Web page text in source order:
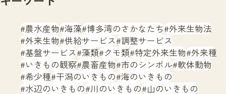
サイトマップ
農水産物 海藻 博多湾のさかなたち 外来生物法
外来生物 供給サービス 調整サービス
基盤サービス 藻類 クモ類 特定外来生物 外来種
いきもの観察 農畜産物 市のシンボル 軟体動物
希少種 干潟のいきもの 海のいきもの
水辺のいきもの 川のいきもの 山のいきもの